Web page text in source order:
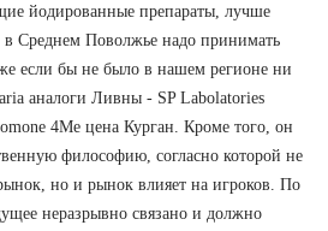
йодированные препараты, лучше
в Среднем Поволжье надо принимать
если бы не было в нашем регионе ни
аналоги Ливны - SP Labolatories
4Me цена Курган. Кроме того, он
философию, согласно которой не
но и рынок влияет на игроков. По
неразрывно связано и должно